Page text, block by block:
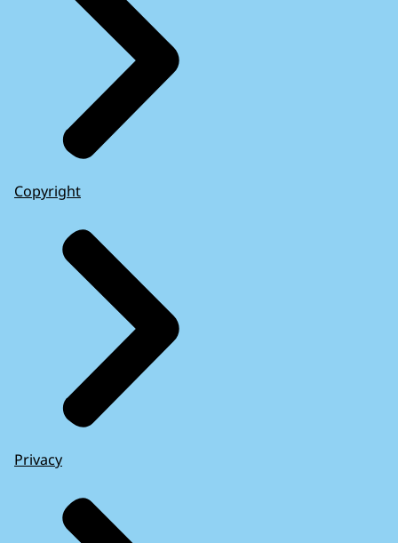
Copyright
Privacy